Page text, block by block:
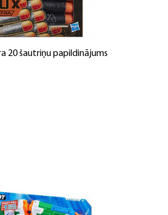
20 šautriņu papildinājums